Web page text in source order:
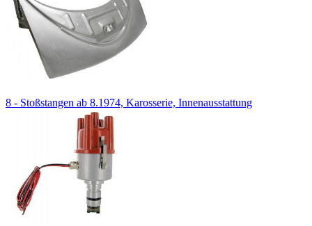
8 - Stoßstangen ab 8.1974, Karosserie, Innenausstattung